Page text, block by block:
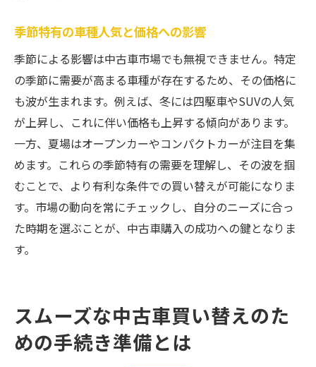
季節特有の車種人気と価格への影響
季節による影響は中古車市場でも無視できません。特定
の季節に需要が高まる車種が存在するため、その価格に
も波が生まれます。例えば、冬には四駆車やSUVの人気
が上昇し、これに伴い価格も上昇する傾向があります。
一方、夏場はオープンカーやコンパクトカーが注目を集
めます。これらの季節特有の需要を理解し、その波を掴
むことで、より有利な条件での買い替えが可能になりま
す。市場の動向を常にチェックし、自分のニーズに合っ
た時期を選ぶことが、中古車購入の成功への鍵となりま
す。
スムーズな中古車買い替えのた
めの手続き準備とは